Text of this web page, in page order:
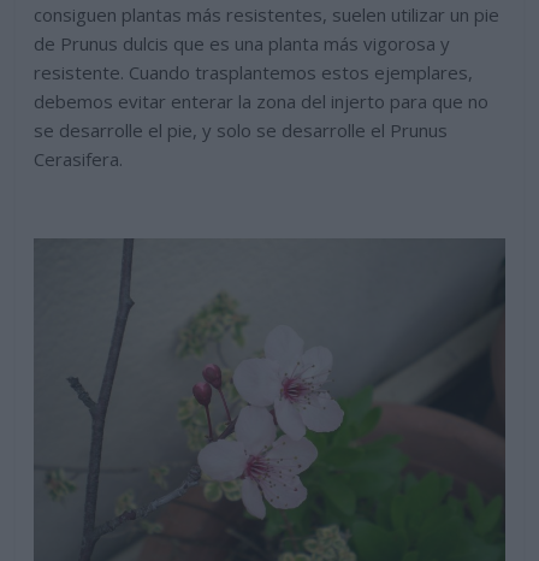
consiguen plantas más resistentes, suelen utilizar un pie
de Prunus dulcis que es una planta más vigorosa y
resistente. Cuando trasplantemos estos ejemplares,
debemos evitar enterar la zona del injerto para que no
se desarrolle el pie, y solo se desarrolle el Prunus
Cerasifera.